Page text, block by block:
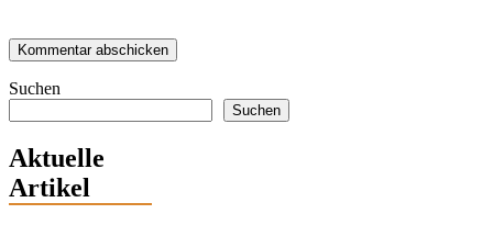
Suchen
Suchen
Aktuelle
Artikel